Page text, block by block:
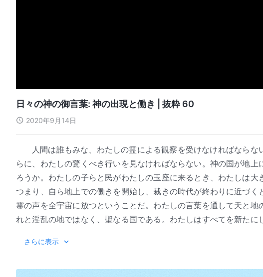
日々の神の御言葉: 神の出現と働き | 抜粋 60
2020年9月14日
人間は誰もみな、わたしの霊による観察を受けなければなら
らに、わたしの驚くべき行いを見なければならない。神の国が地
ろうか。わたしの子らと民がわたしの玉座に来るとき、わたしは
つまり、自ら地上での働きを開始し、裁きの時代が終わりに近づ
霊の声を全宇宙に放つということだ。わたしの言葉を通して天と
れと淫乱の地ではなく、聖なる国である。わたしはすべてを新た
手探りし、わたしの業を観察したが、誰一人ほんとうにわたしの
神の国が正式に地上に着くと、すべての中で、何が沈黙しな
がすばらしいものだと知らないだろう。わたしの手はすべてを支
さらに表示